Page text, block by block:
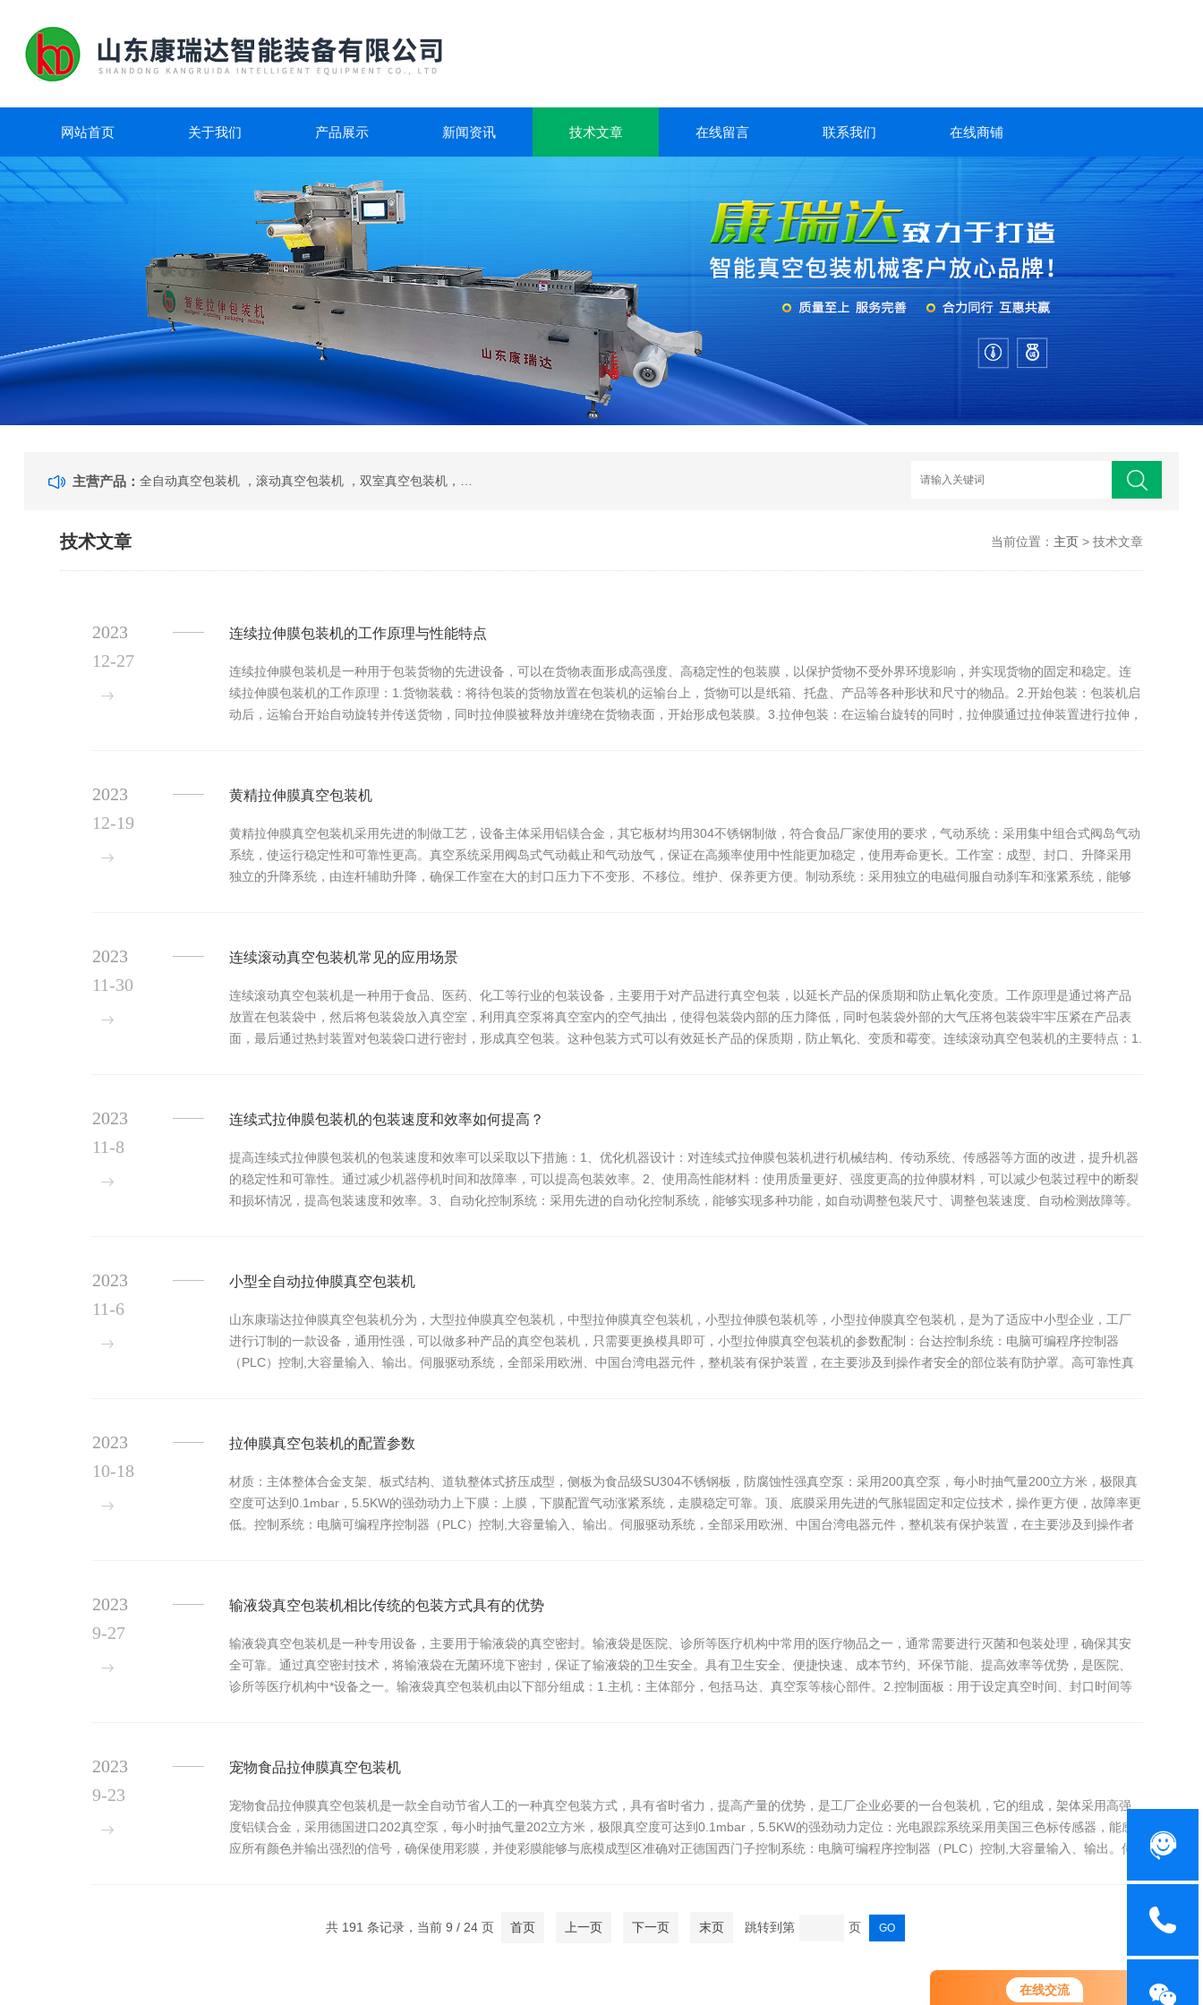
在线交流
您好！欢迎前来咨询，很高兴为您
服务，请问您要咨询什么问题呢？
网站首页 关于我们 产品展示 新闻资讯 技术文章 在线留言 联系我们 在线商铺
主营产品：
技术文章 当前位置： 主页> 技术文章
连续拉伸膜包装机的工作原理与性能特点
连续拉伸膜包装机是一种用于包装货物的先进设备，可以在货物表面形成高强度、高稳定性的包装膜，以保护货物不受外界环境影响，并实现货物的固定和稳定。连
续拉伸膜包装机的工作原理：1.货物装载：将待包装的货物放置在包装机的运输台上，货物可以是纸箱、托盘、产品等各种形状和尺寸的物品。2.开始包装：包装机启
动后，运输台开始自动旋转并传送货物，同时拉伸膜被释放并缠绕在货物表面，开始形成包装膜。3.拉伸包装：在运输台旋转的同时，拉伸膜通过拉伸装置进行拉伸，
2023
12-27
黄精拉伸膜真空包装机
黄精拉伸膜真空包装机采用先进的制做工艺，设备主体采用铝镁合金，其它板材均用304不锈钢制做，符合食品厂家使用的要求，气动系统：采用集中组合式阀岛气动
系统，使运行稳定性和可靠性更高。真空系统采用阀岛式气动截止和气动放气，保证在高频率使用中性能更加稳定，使用寿命更长。工作室：成型、封口、升降采用
独立的升降系统，由连杆辅助升降，确保工作室在大的封口压力下不变形、不移位。维护、保养更方便。制动系统：采用独立的电磁伺服自动刹车和涨紧系统，能够
2023
12-19
连续滚动真空包装机常见的应用场景
连续滚动真空包装机是一种用于食品、医药、化工等行业的包装设备，主要用于对产品进行真空包装，以延长产品的保质期和防止氧化变质。工作原理是通过将产品
放置在包装袋中，然后将包装袋放入真空室，利用真空泵将真空室内的空气抽出，使得包装袋内部的压力降低，同时包装袋外部的大气压将包装袋牢牢压紧在产品表
面，最后通过热封装置对包装袋口进行密封，形成真空包装。这种包装方式可以有效延长产品的保质期，防止氧化、变质和霉变。连续滚动真空包装机的主要特点：1.
2023
11-30
连续式拉伸膜包装机的包装速度和效率如何提高？
提高连续式拉伸膜包装机的包装速度和效率可以采取以下措施：1、优化机器设计：对连续式拉伸膜包装机进行机械结构、传动系统、传感器等方面的改进，提升机器
的稳定性和可靠性。通过减少机器停机时间和故障率，可以提高包装效率。2、使用高性能材料：使用质量更好、强度更高的拉伸膜材料，可以减少包装过程中的断裂
和损坏情况，提高包装速度和效率。3、自动化控制系统：采用先进的自动化控制系统，能够实现多种功能，如自动调整包装尺寸、调整包装速度、自动检测故障等。
2023
11-8
小型全自动拉伸膜真空包装机
山东康瑞达拉伸膜真空包装机分为，大型拉伸膜真空包装机，中型拉伸膜真空包装机，小型拉伸膜包装机等，小型拉伸膜真空包装机，是为了适应中小型企业，工厂
进行订制的一款设备，通用性强，可以做多种产品的真空包装机，只需要更换模具即可，小型拉伸膜真空包装机的参数配制：台达控制糸统：电脑可编程序控制器
（PLC）控制,大容量输入、输出。伺服驱动系统，全部采用欧洲、中国台湾电器元件，整机装有保护装置，在主要涉及到操作者安全的部位装有防护罩。高可靠性真
2023
11-6
拉伸膜真空包装机的配置参数
材质：主体整体合金支架、板式结构、道轨整体式挤压成型，侧板为食品级SU304不锈钢板，防腐蚀性强真空泵：采用200真空泵，每小时抽气量200立方米，极限真
空度可达到0.1mbar，5.5KW的强劲动力上下膜：上膜，下膜配置气动涨紧系统，走膜稳定可靠。顶、底膜采用先进的气胀辊固定和定位技术，操作更方便，故障率更
低。控制系统：电脑可编程序控制器（PLC）控制,大容量输入、输出。伺服驱动系统，全部采用欧洲、中国台湾电器元件，整机装有保护装置，在主要涉及到操作者
2023
10-18
输液袋真空包装机相比传统的包装方式具有的优势
输液袋真空包装机是一种专用设备，主要用于输液袋的真空密封。输液袋是医院、诊所等医疗机构中常用的医疗物品之一，通常需要进行灭菌和包装处理，确保其安
全可靠。通过真空密封技术，将输液袋在无菌环境下密封，保证了输液袋的卫生安全。具有卫生安全、便捷快速、成本节约、环保节能、提高效率等优势，是医院、
诊所等医疗机构中*设备之一。输液袋真空包装机由以下部分组成：1.主机：主体部分，包括马达、真空泵等核心部件。2.控制面板：用于设定真空时间、封口时间等
2023
9-27
宠物食品拉伸膜真空包装机
宠物食品拉伸膜真空包装机是一款全自动节省人工的一种真空包装方式，具有省时省力，提高产量的优势，是工厂企业必要的一台包装机，它的组成，架体采用高强
度铝镁合金，采用德国进口202真空泵，每小时抽气量202立方米，极限真空度可达到0.1mbar，5.5KW的强劲动力定位：光电跟踪系统采用美国三色标传感器，能感
应所有颜色并输出强烈的信号，确保使用彩膜，并使彩膜能够与底模成型区准确对正德国西门子控制系统：电脑可编程序控制器（PLC）控制,大容量输入、输出。伺
2023
9-23
共 191 条记录，当前 9 / 24 页 首页 上一页 下一页 末页 跳转到第 页